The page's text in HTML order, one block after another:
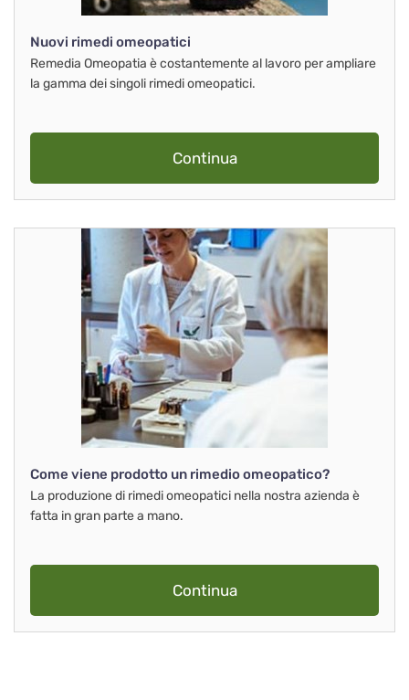
Nuovi rimedi omeopatici
Remedia Omeopatia è costantemente al lavoro per ampliare
la gamma dei singoli rimedi omeopatici.
Continua
Come viene prodotto un rimedio omeopatico?
La produzione di rimedi omeopatici nella nostra azienda è
fatta in gran parte a mano.
Continua